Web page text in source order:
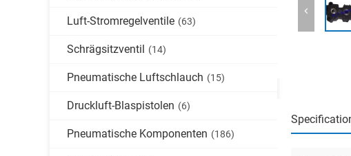
Luft-Stromregelventile (63)
Schrägsitzventil (14)
Pneumatische Luftschlauch (15)
Druckluft-Blaspistolen (6)
Pneumatische Komponenten (186)